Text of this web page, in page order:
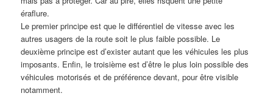
éraflure.
Le premier principe est que le différentiel de vitesse avec les
autres usagers de la route soit le plus faible possible. Le
deuxième principe est d’exister autant que les véhicules les plus
imposants. Enfin, le troisième est d’être le plus loin possible des
véhicules motorisés et de préférence devant, pour être visible
notamment.